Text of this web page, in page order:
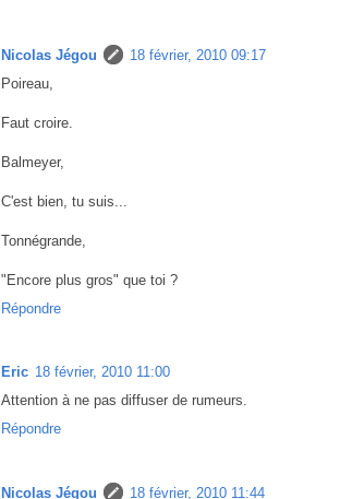
Nicolas Jégou
18 février, 2010 09:17
Poireau,
Faut croire.
Balmeyer,
C'est bien, tu suis...
Tonnégrande,
"Encore plus gros" que toi ?
Répondre
Eric 18 février, 2010 11:00
Attention à ne pas diffuser de rumeurs.
Répondre
Nicolas Jégou
18 février, 2010 11:44